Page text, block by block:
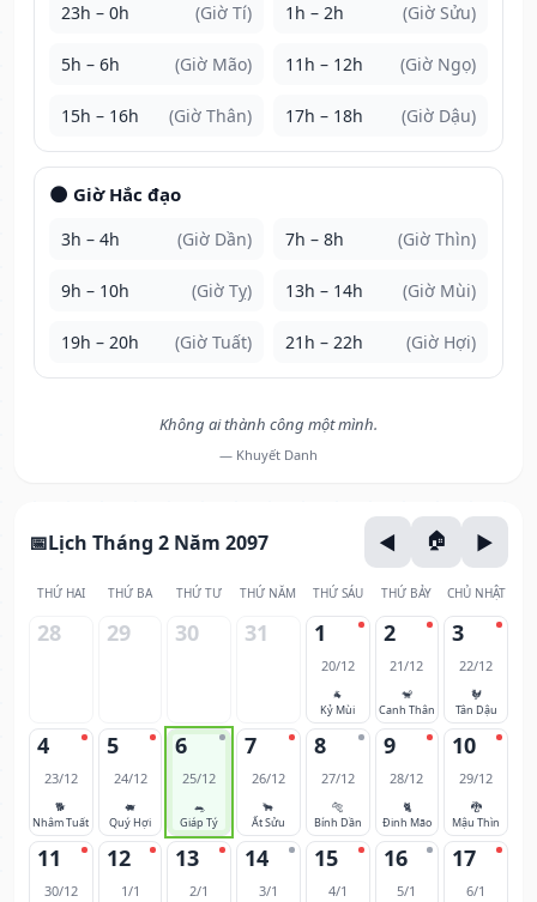
23h – 0h (Giờ Tí) 1h – 2h (Giờ Sửu)
5h – 6h (Giờ Mão) 11h – 12h (Giờ Ngọ)
15h – 16h (Giờ Thân) 17h – 18h (Giờ Dậu)
🌑 Giờ Hắc đạo
3h – 4h (Giờ Dần) 7h – 8h (Giờ Thìn)
9h – 10h (Giờ Tỵ) 13h – 14h (Giờ Mùi)
19h – 20h (Giờ Tuất) 21h – 22h (Giờ Hợi)
Không ai thành công một mình.
— Khuyết Danh
Lịch Tháng 2 Năm 2097
THỨ HAI THỨ BA THỨ TƯ THỨ NĂM THỨ SÁU THỨ BẢY CHỦ NHẬT
28 29 30 31 1
20/12
🐐
Kỷ Mùi
2
21/12
🐒
Canh Thân
3
22/12
🐓
Tân Dậu
4
23/12
🐕
Nhâm Tuất
5
24/12
🐖
Quý Hợi
6
25/12
🐀
Giáp Tý
7
26/12
🐂
Ất Sửu
8
27/12
🐅
Bính Dần
9
28/12
🐈
Đinh Mão
10
29/12
🐉
Mậu Thìn
11
30/12
12
1/1
13
2/1
14
3/1
15
4/1
16
5/1
17
6/1